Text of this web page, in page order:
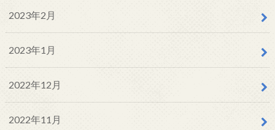
2023年2月
2023年1月
2022年12月
2022年11月